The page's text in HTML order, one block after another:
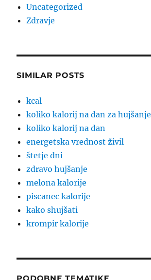
Uncategorized
Zdravje
SIMILAR POSTS
kcal
koliko kalorij na dan za hujšanje
koliko kalorij na dan
energetska vrednost živil
štetje dni
zdravo hujšanje
melona kalorije
piscanec kalorije
kako shujšati
krompir kalorije